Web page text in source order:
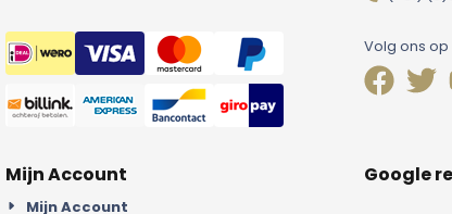
Volg ons op
Mijn Account
Mijn Account
Google